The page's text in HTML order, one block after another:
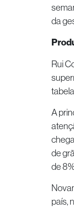
da
Rui
A
de
de
país,